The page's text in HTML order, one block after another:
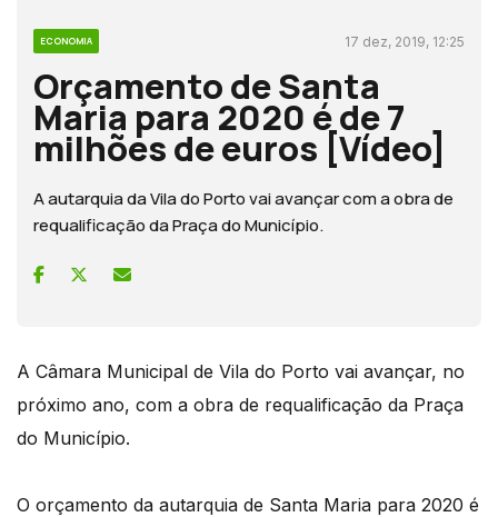
ECONOMIA 17 dez, 2019, 12:25
Orçamento de Santa
Maria para 2020 é de 7
milhões de euros [Vídeo]
A autarquia da Vila do Porto vai avançar com a obra de
requalificação da Praça do Município.
A Câmara Municipal de Vila do Porto vai avançar, no
próximo ano, com a obra de requalificação da Praça
do Município.
O orçamento da autarquia de Santa Maria para 2020 é